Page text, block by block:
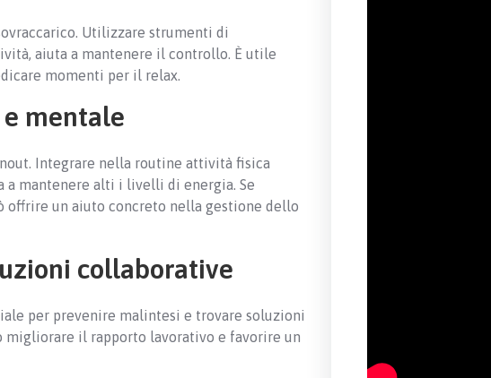
Utilizzare strumenti di
aiuta a mantenere il controllo. È utile
momenti per il relax.
mentale
Integrare nella routine attività fisica
a mantenere alti i livelli di energia. Se
offrire un aiuto concreto nella gestione dello
collaborative
per prevenire malintesi e trovare soluzioni
migliorare il rapporto lavorativo e favorire un